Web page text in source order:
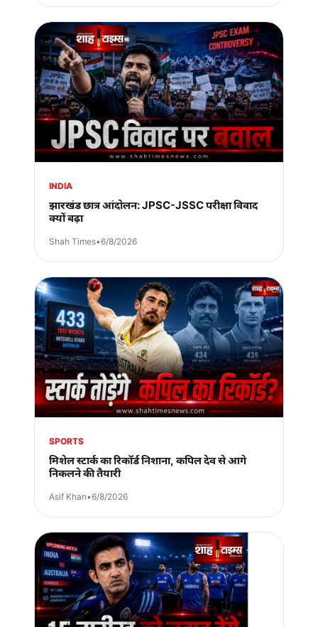
INDIA
झारखंड छात्र आंदोलन: JPSC-JSSC परीक्षा विवाद
क्यों बढ़ा
Shah Times•6/8/2026
SPORTS
मिशेल स्टार्क का रिकॉर्ड निशाना, कपिल देव से आगे
निकलने की तैयारी
Asif Khan•6/8/2026